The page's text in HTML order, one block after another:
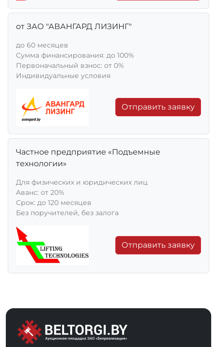
от ЗАО "АВАНГАРД ЛИЗИНГ"
до 60 месяцев
Сумма финансирования: до 100%
Первоначальный взнос: от 0%
Индивидуальные условия
Отправить заявку
Частное предприятие «Подъемные
технологии»
Для физических и юридических лиц
Aванс: от 20%
Срок: до 120 месяцев
Без поручителей, без залога
Отправить заявку